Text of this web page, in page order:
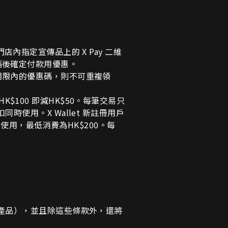
店內指定宣傳品上的 X Pay 二維
確定付款用優惠。
內的優惠碼，則不可重複領
即減HK$50 。每筆交易只
同時使用。 X Wallet 新註冊用戶
用，最低消費為HK$200 。每
品），並且除這些條款外，還將